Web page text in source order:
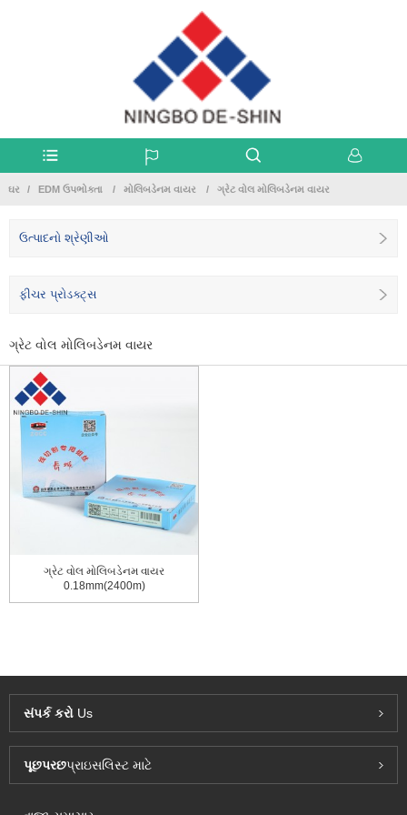
ઘર EDM ઉપભોક્તા મોલિબડેનમ વાયર ગ્રેટ વોલ મોલિબડેનમ વાયર
ઉત્પાદનો શ્રેણીઓ
ફીચર પ્રોડક્ટ્સ
ગ્રેટ વોલ મોલિબડેનમ વાયર
ગ્રેટ વોલ મોલિબડેનમ વાયર
0.18mm(2400m)
સંપર્ક કરો Us
પૂછપરછપ્રાઇસલિસ્ટ માટે